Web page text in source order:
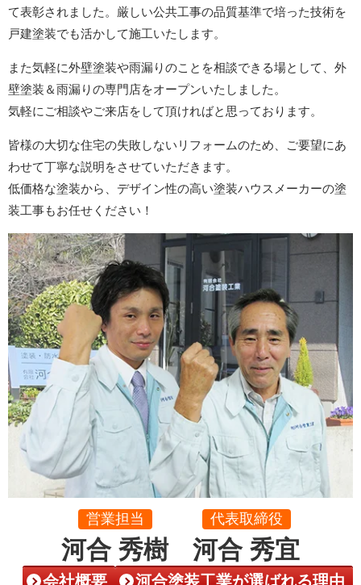
て表彰されました。厳しい公共工事の品質基準で培った技術を
戸建塗装でも活かして施工いたします。
また気軽に外壁塗装や雨漏りのことを相談できる場として、外
壁塗装＆雨漏りの専門店をオープンいたしました。
気軽にご相談やご来店をして頂ければと思っております。
皆様の大切な住宅の失敗しないリフォームのため、ご要望にあ
わせて丁寧な説明をさせていただきます。
低価格な塗装から、デザイン性の高い塗装ハウスメーカーの塗
装工事もお任せください！
営業担当
河合 秀樹
代表取締役
河合 秀宜
会社概要 河合塗装工業が選ばれる理由